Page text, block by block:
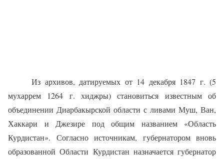
Из архивов, датируемых от 14 декабря 1847 г. (5
мухаррем 1264 г. хиджры) становиться известным об
объединении Диарбакырской области с ливами Муш, Ван,
Хаккари и Джезире под общим названием «Область
Курдистан». Согласно источникам, губернатором вновь
образованной Области Курдистан назначается губернатор